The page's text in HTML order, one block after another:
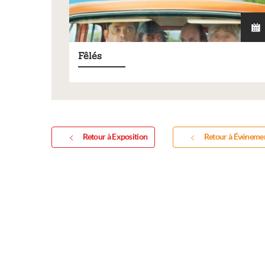
Fêlés
Retour à Exposition Retour à